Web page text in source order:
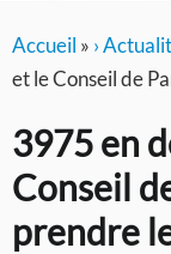
Accueil » ›
et le Conseil de
3975 en
Conseil
prendre